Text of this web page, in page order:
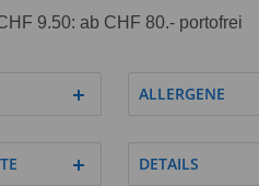
9.50: ab CHF 80.- portofrei
ALLERGENE
DETAILS